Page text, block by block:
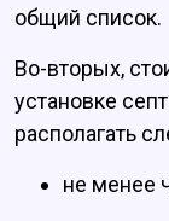
общий список.
Во-вторых,
установке
располагать
не менее